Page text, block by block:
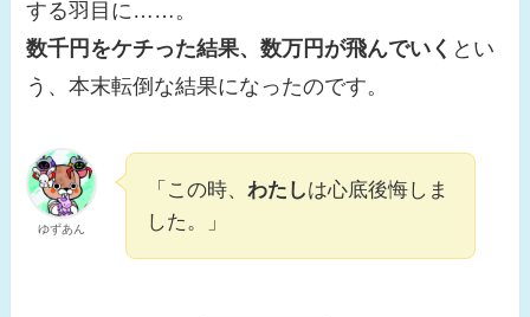
する羽目に……。
数千円をケチった結果、数万円が飛んでいく とい
う、本末転倒な結果になったのです。
ゆずあん
「この時、わたしは心底後悔しま
した。」